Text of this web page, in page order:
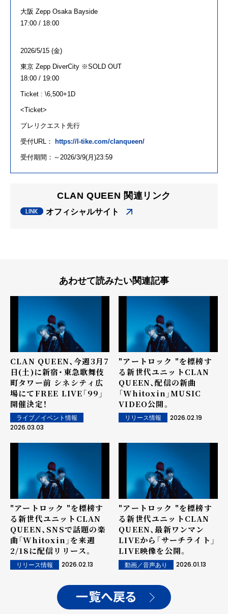
大阪 Zepp Osaka Bayside
17:00 / 18:00
2026/5/15 (金)
東京 Zepp DiverCity ※SOLD OUT
18:00 / 19:00
Ticket : \6,500+1D
<Ticket>
プレリクエスト先行
受付URL ： https://l-tike.com/clanqueen/
受付期間：～ 2026/3/9( 月)23:59
CLAN QUEEN 関連リンク
オフィシャルサイト
あわせて読みたい関連記事
CLAN QUEEN、今週3月7
日(土)に新宿・東急歌舞伎
町タワー前 シネシティ広
場にてFREE LIVE「99」
開催決定！
ライブ／イベント情報
2026.03.03
"アートロック "を標榜す
る新世代ユニットCLAN
QUEEN、配信の新曲
「Whitoxin」MUSIC
VIDEO公開。
リリース情報 2026.02.19
"アートロック "を標榜す
る新世代ユニットCLAN
QUEEN、SNSで話題の楽
曲「Whitoxin」を来週
2/18に配信リリース。
リリース情報 2026.02.13
"アートロック "を標榜す
る新世代ユニットCLAN
QUEEN、最新ワンマン
LIVEから「サーチライト」
LIVE映像を公開。
動画／音声あり 2026.01.13
一覧へ戻る